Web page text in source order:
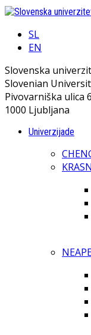
SL
EN
Slovenska
Slovenian
Pivovarniška ulica 6
1000 Ljubljana
Univerzijade